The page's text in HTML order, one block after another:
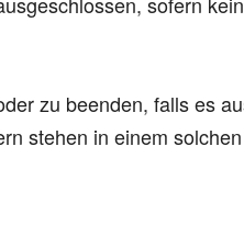
zu beenden, falls es
stehen in einem